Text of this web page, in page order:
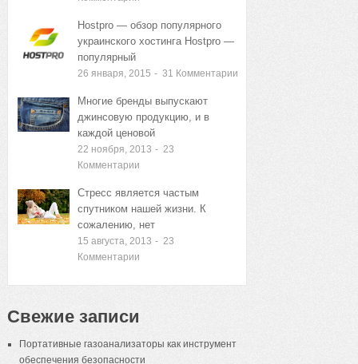
Hostpro — обзор популярного
украинского хостинга Hostpro —
популярный
26 января, 2015 - 31 Комментарии
Многие бренды выпускают
джинсовую продукцию, и в
каждой ценовой
22 ноября, 2013 - 23
Комментарии
Стресс является частым
спутником нашей жизни. К
сожалению, нет
15 августа, 2013 - 23
Комментарии
Свежие записи
Портативные газоанализаторы как инструмент
обеспечения безопасности